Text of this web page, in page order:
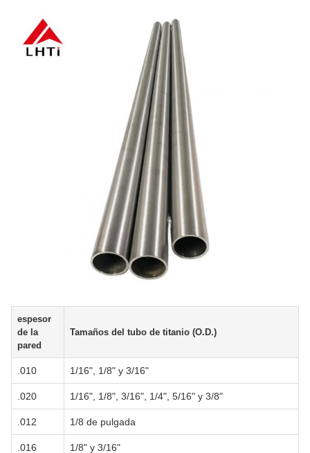
espesor
de la
pared
Tamaños del tubo de titanio (O.D.)
.010 1/16", 1/8" y 3/16"
.020 1/16", 1/8", 3/16", 1/4", 5/16" y 3/8"
.012 1/8 de pulgada
.016 1/8" y 3/16"